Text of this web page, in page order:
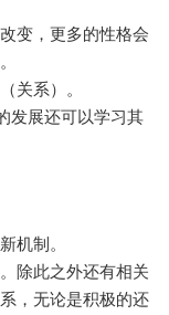
变，更多的性格会
关系）。
发展还可以学习其
机制。
除此之外还有相关
，无论是积极的还